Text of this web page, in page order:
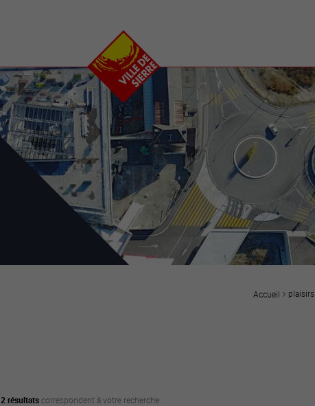
Manifestations
Art et culture
Sport et loisirs
Vins, gastronomie et
séjours
Clubs et associations
Nature
Projets
Chantiers en ville
Plan directeur du
centre-ville
Accueil plaisirs
2 résultatscorrespondent à votre recherche